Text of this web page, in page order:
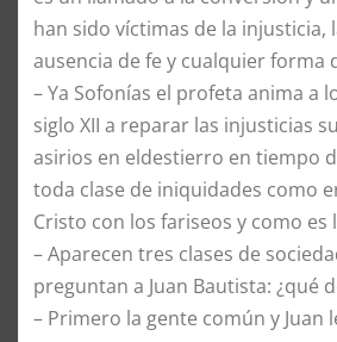
han sido víctimas de la injusticia,
ausencia de fe y cualquier forma
–Ya Sofonías el profeta anima a
siglo XII a reparar las injusticias
asirios en eldestierro en tiempo
toda clase de iniquidades como
Cristo con los fariseos y como es
–Aparecen tres clases de
preguntan a Juan Bautista: ¿qué
– Primero la gente común y Juan